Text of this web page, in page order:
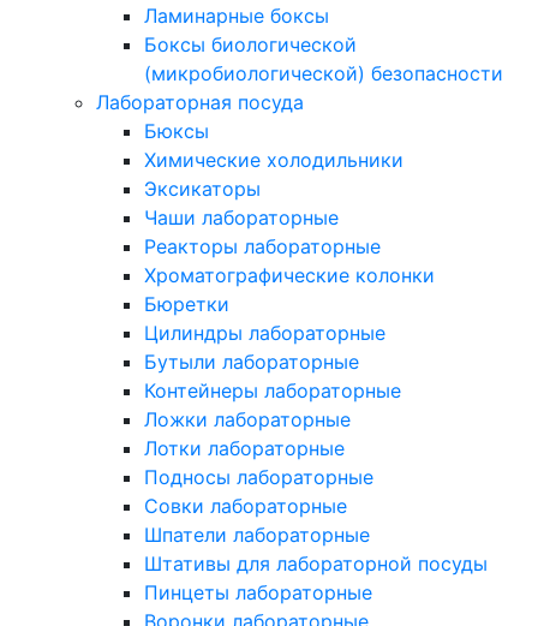
Ламинарные боксы
Боксы биологической
(микробиологической) безопасности
Лабораторная посуда
Бюксы
Химические холодильники
Эксикаторы
Чаши лабораторные
Реакторы лабораторные
Хроматографические колонки
Бюретки
Цилиндры лабораторные
Бутыли лабораторные
Контейнеры лабораторные
Ложки лабораторные
Лотки лабораторные
Подносы лабораторные
Совки лабораторные
Шпатели лабораторные
Штативы для лабораторной посуды
Пинцеты лабораторные
Воронки лабораторные